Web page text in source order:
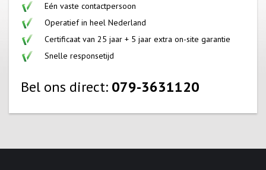
Eén vaste contactpersoon
Operatief in heel Nederland
Certificaat van 25 jaar + 5 jaar extra on-site garantie
Snelle responsetijd
Bel ons direct: 079-3631120